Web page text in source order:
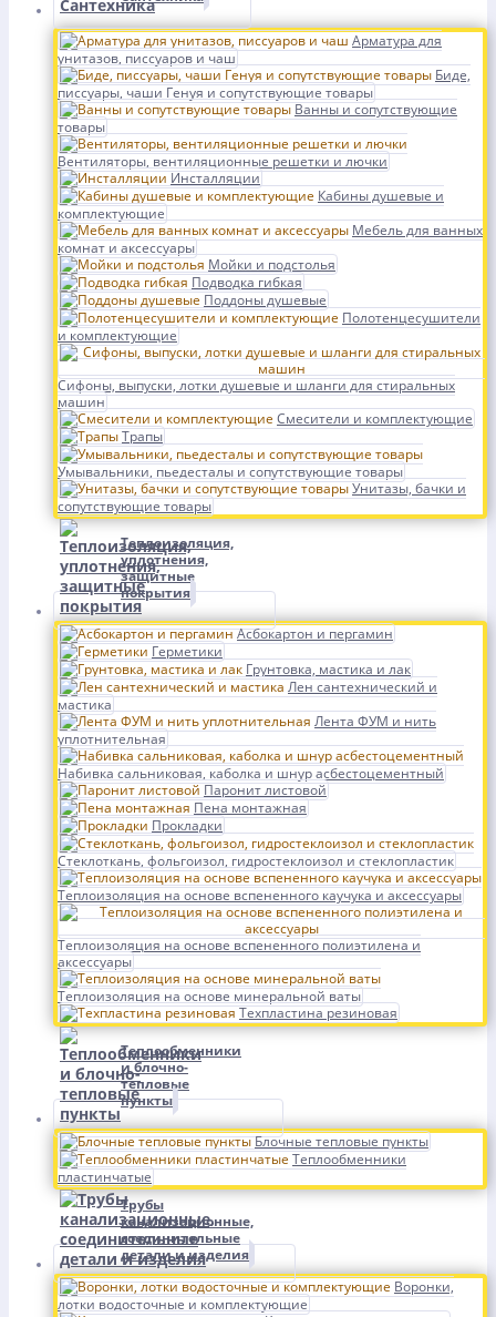
Арматура для
унитазов, писсуаров и чаш
Биде,
писсуары, чаши Генуя и сопутствующие товары
Ванны и сопутствующие
товары
Вентиляторы, вентиляционные решетки и лючки
Инсталляции
Кабины душевые и
комплектующие
Мебель для ванных
комнат и аксессуары
Мойки и подстолья
Подводка гибкая
Поддоны душевые
Полотенцесушители
и комплектующие
Сифоны, выпуски, лотки душевые и шланги для стиральных
машин
Смесители и комплектующие
Трапы
Умывальники, пьедесталы и сопутствующие товары
Унитазы, бачки и
сопутствующие товары
Теплоизоляция,
уплотнения,
защитные
покрытия
Асбокартон и пергамин
Герметики
Грунтовка, мастика и лак
Лен сантехнический и
мастика
Лента ФУМ и нить
уплотнительная
Набивка сальниковая, каболка и шнур асбестоцементный
Паронит листовой
Пена монтажная
Прокладки
Стеклоткань, фольгоизол, гидростеклоизол и стеклопластик
Теплоизоляция на основе вспененного каучука и аксессуары
Теплоизоляция на основе вспененного полиэтилена и
аксессуары
Теплоизоляция на основе минеральной ваты
Техпластина резиновая
Теплообменники
и блочно-
тепловые
пункты
Блочные тепловые пункты
Теплообменники
пластинчатые
Трубы
канализационные,
соединительные
детали и изделия
Воронки,
лотки водосточные и комплектующие